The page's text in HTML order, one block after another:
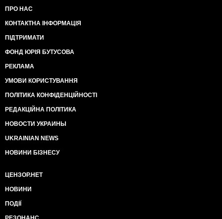
ПРО НАС
КОНТАКТНА ІНФОРМАЦІЯ
ПІДТРИМАТИ
ФОНД ЮРІЯ БУТУСОВА
РЕКЛАМА
УМОВИ КОРИСТУВАННЯ
ПОЛІТИКА КОНФІДЕНЦІЙНОСТІ
РЕДАКЦІЙНА ПОЛІТИКА
НОВОСТИ УКРАИНЫ
UKRAINIAN NEWS
НОВИНИ БІЗНЕСУ
ЦЕНЗОР.НЕТ
НОВИНИ
ПОДІЇ